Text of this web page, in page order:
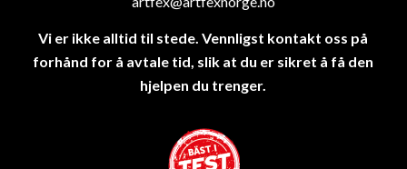
Vi er ikke alltid til stede. Vennligst kontakt oss på
forhånd for å avtale tid, slik at du er sikret å få den
hjelpen du trenger.